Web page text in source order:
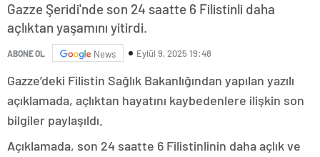
Gazze Şeridi'nde son 24 saatte 6 Filistinli daha
açlıktan yaşamını yitirdi.
ABONE OL News Eylül 9, 2025 19:48
Gazze’deki Filistin Sağlık Bakanlığından yapılan yazılı
açıklamada, açlıktan hayatını kaybedenlere ilişkin son
bilgiler paylaşıldı.
Açıklamada, son 24 saatte 6 Filistinlinin daha açlık ve